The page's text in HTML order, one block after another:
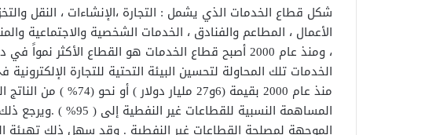
شكل قطاع الخدمات الذي يشمل : التجارة ،الإنشاءات ، النقل
الأعمال ، المطاعم والفنادق ، الخدمات الشخصية والاجتماعية
، ومنذ عام 2000 أصبح قطاع الخدمات هو القطاع
المساهمة النسبية
الموجهة لمصلحة القطاعات غير النفطية . وقد سهل ذلك تهيئة